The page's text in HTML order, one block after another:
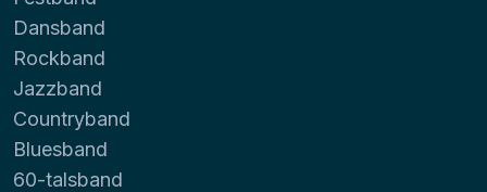
Dansband
Rockband
Jazzband
Countryband
Bluesband
60-talsband